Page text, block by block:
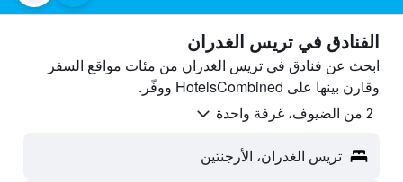
الفنادق في تريس الغدران
ابحث عن فنادق في تريس الغدران من مئات مواقع السفر
وقارن بينها على HotelsCombined ووفّر.
2 من الضيوف، غرفة واحدة
تريس الغدران، الأرجنتين